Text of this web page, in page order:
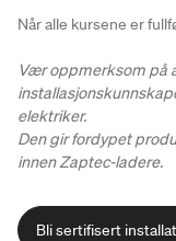
Når alle kursene er
Vær oppmerksom på
elektriker.
Den gir fordypet
innen Zaptec-ladere.
Bli sertifisert
Bli sertifisert